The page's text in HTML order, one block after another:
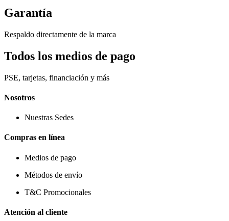
Garantía
Respaldo directamente de la marca
Todos los medios de pago
PSE, tarjetas, financiación y más
Nosotros
Nuestras Sedes
Compras en línea
Medios de pago
Métodos de envío
T&C Promocionales
Atención al cliente